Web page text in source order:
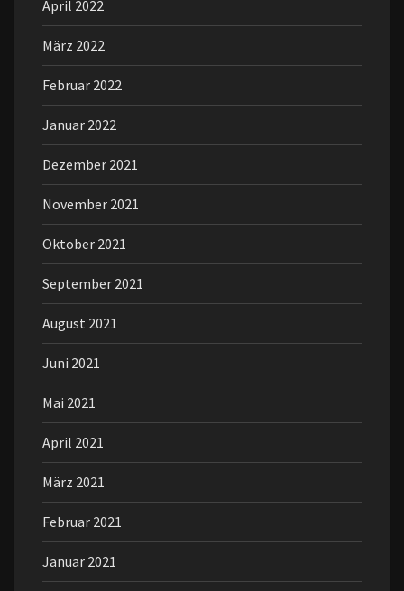
April 2022
März 2022
Februar 2022
Januar 2022
Dezember 2021
November 2021
Oktober 2021
September 2021
August 2021
Juni 2021
Mai 2021
April 2021
März 2021
Februar 2021
Januar 2021